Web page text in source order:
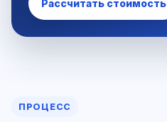
Рассчитать стоимость
ПРОЦЕСС